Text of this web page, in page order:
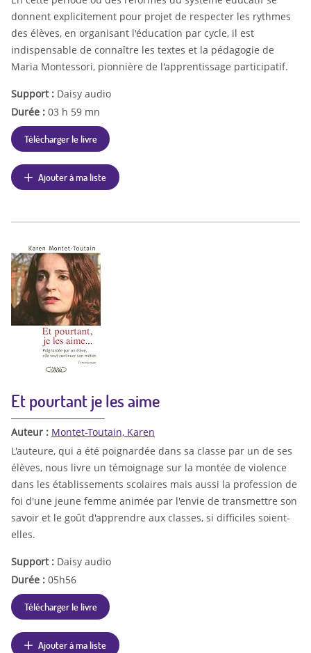
donnent explicitement pour projet de respecter les rythmes
des élèves, en organisant l'éducation par cycle, il est
indispensable de connaître les textes et la pédagogie de
Maria Montessori, pionnière de l'apprentissage participatif.
Support : Daisy audio
Durée : 03 h 59 mn
Télécharger le livre
Ajouter à ma liste
Et pourtant je les aime
Auteur : Montet-Toutain, Karen
L'auteure, qui a été poignardée dans sa classe par un de ses
élèves, nous livre un témoignage sur la montée de violence
dans les établissements scolaires mais aussi la profession de
foi d'une jeune femme animée par l'envie de transmettre son
savoir et le goût d'apprendre aux classes, si difficiles soient-
elles.
Support : Daisy audio
Durée : 05h56
Télécharger le livre
Ajouter à ma liste